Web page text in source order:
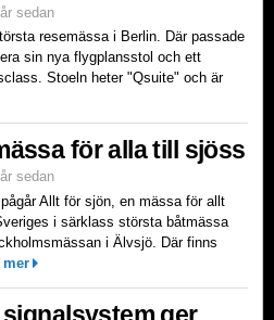
sedan
resemässa i Berlin. Där passade
sin nya flygplansstol och ett
Stoeln heter "Qsuite" och är
för alla till sjöss
sedan
Allt för sjön, en mässa för allt
i särklass största båtmässa
i Älvsjö. Där finns
mer
ger